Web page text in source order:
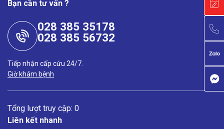
Bạn cần tư vấn ?
028 385 35178
028 385 56732
Tiếp nhận cấp cứu 24/7.
Giờ khám bệnh
Tổng lượt truy cập: 0
Liên kết nhanh